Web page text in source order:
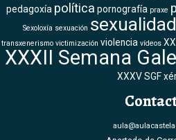
pedagoxía política pornografía praxe
Sexoloxía sexuación
transxenerismo victimización violencia vídeos
XXXII Semana
XXXV SGF